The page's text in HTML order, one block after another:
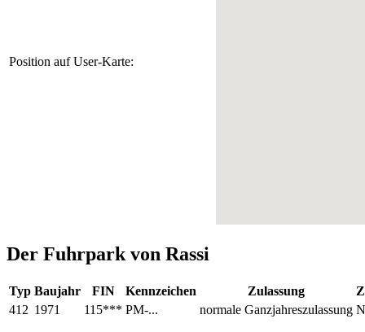
Position auf User-Karte:
Der Fuhrpark von Rassi
Typ Baujahr FIN Kennzeichen Zulassung
412 1971 115*** PM-... normale Ganzjahreszulassung